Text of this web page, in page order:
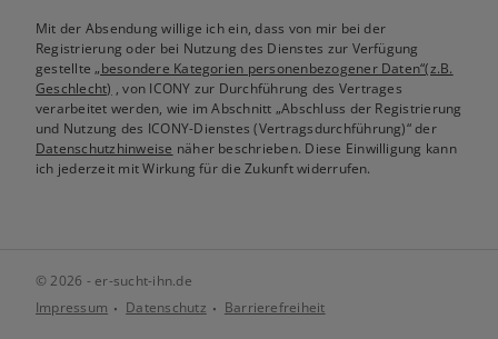
Mit der Absendung willige ich ein, dass von mir bei der
Registrierung oder bei Nutzung des Dienstes zur Verfügung
gestellte„besondere Kategorien personenbezogener Daten“(z.B.
Geschlecht) , von ICONY zur Durchführung des Vertrages
verarbeitet werden, wie im Abschnitt „Abschluss der Registrierung
und Nutzung des ICONY-Dienstes (Vertragsdurchführung)“ der
Datenschutzhinweise näher beschrieben. Diese Einwilligung kann
ich jederzeit mit Wirkung für die Zukunft widerrufen.
© 2026 - er-sucht-ihn.de
Impressum
Datenschutz Barrierefreiheit